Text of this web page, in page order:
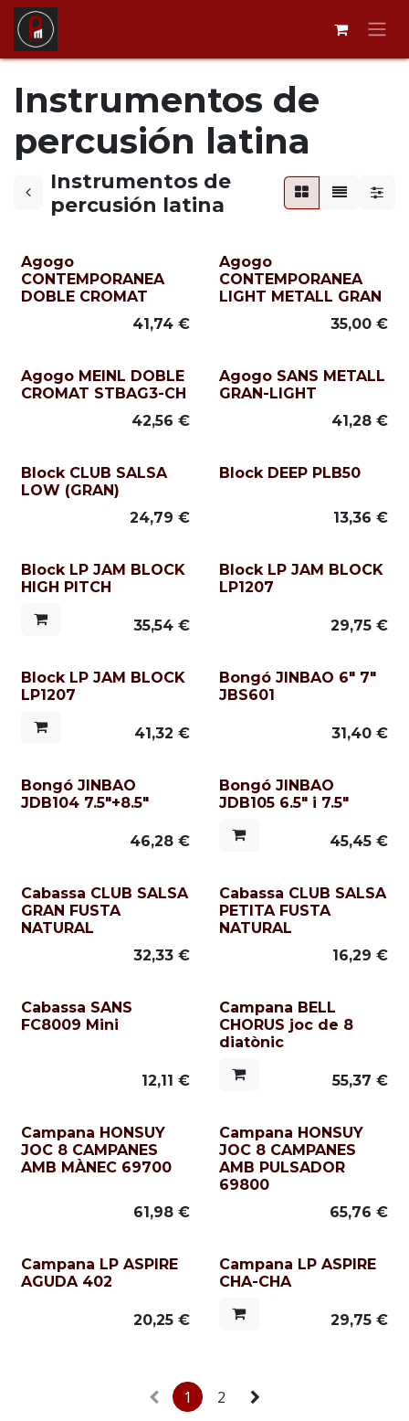
Ir al contenido
Instrumentos de
percusión latina
Instrumentos de
percusión latina
Agogo
CONTEMPORANEA
DOBLE CROMAT
41,74€
Agogo
CONTEMPORANEA
LIGHT METALL GRAN
35,00€
Agogo MEINL DOBLE
CROMAT STBAG3-CH
42,56 €
Agogo SANS METALL
GRAN-LIGHT
41,28€
Block CLUB SALSA
LOW (GRAN)
24,79 €
Block DEEP PLB50
13,36 €
Block LP JAM BLOCK
HIGH PITCH
35,54€
Block LP JAM BLOCK
LP1207
29,75€
Block LP JAM BLOCK
LP1207
41,32 €
Bongó JINBAO 6" 7"
JBS601
31,40€
Bongó JINBAO
JDB104 7.5"+8.5"
46,28€
Bongó JINBAO
JDB105 6.5" i 7.5"
45,45€
Cabassa CLUB SALSA
GRAN FUSTA
NATURAL
32,33€
Cabassa CLUB SALSA
PETITA FUSTA
NATURAL
16,29 €
Cabassa SANS
FC8009 Mini
12,11 €
Campana BELL
CHORUS joc de 8
diatònic
55,37 €
Campana HONSUY
JOC 8 CAMPANES
AMB MÀNEC 69700
61,98€
Campana HONSUY
JOC 8 CAMPANES
AMB PULSADOR
69800
65,76 €
Campana LP ASPIRE
AGUDA 402
20,25€
Campana LP ASPIRE
CHA-CHA
29,75€
1 2